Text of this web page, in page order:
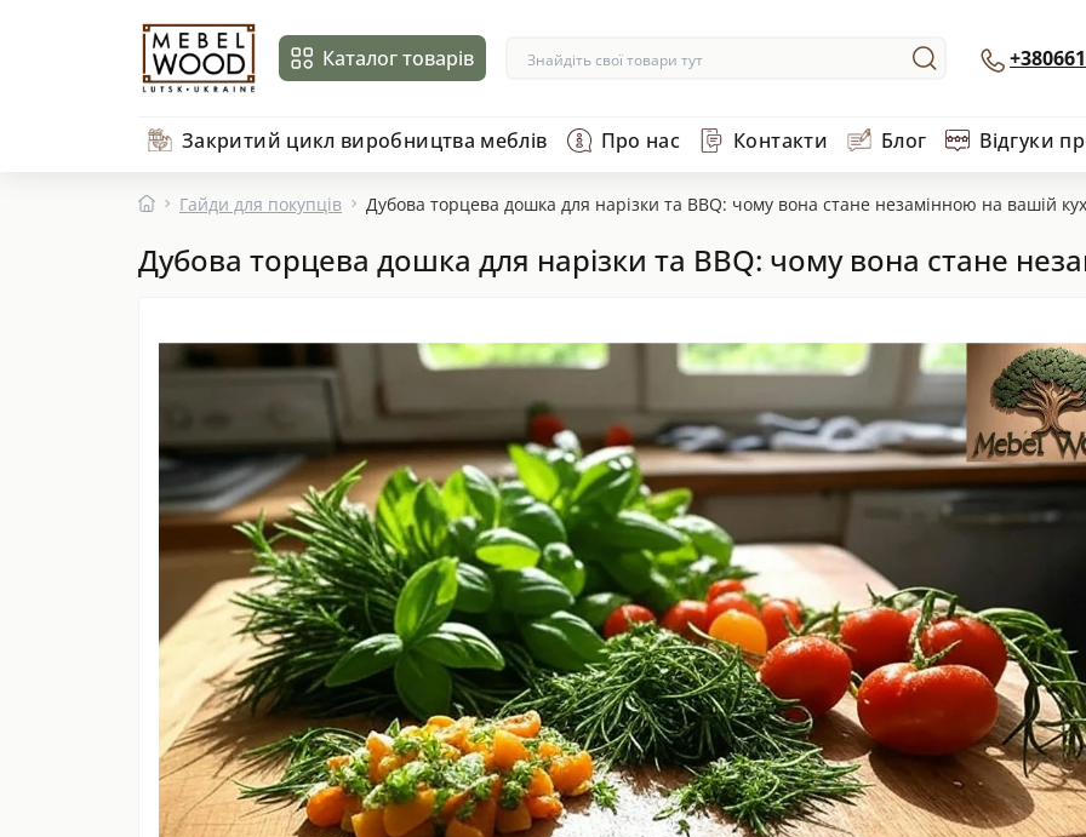
Каталог товарів
Закритий цикл виробництва меблів Про нас Контакти Блог Відгуки
Гайди для покупців Дубова торцева дошка для нарізки та BBQ: чому вона стане незамінною на вашій
Дубова торцева дошка для нарізки та BBQ: чому вона стане